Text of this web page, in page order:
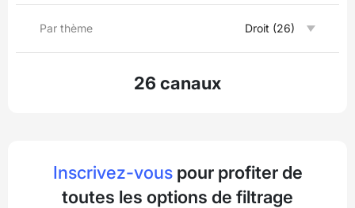
Par thème Droit (26)
26 canaux
Inscrivez-vouspour profiter de
toutes les options de filtrage